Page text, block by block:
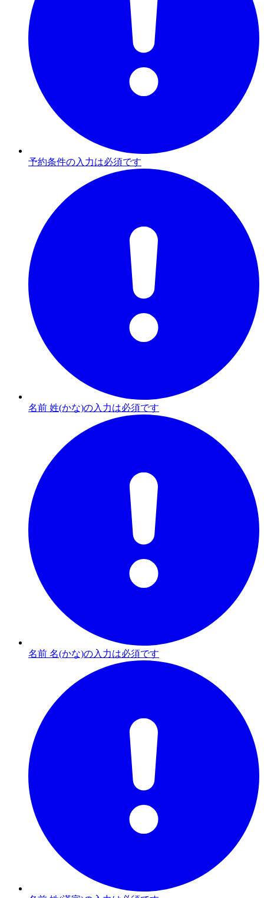
予約条件の入力は必須です
名前 姓(かな)の入力は必須です
名前 名(かな)の入力は必須です